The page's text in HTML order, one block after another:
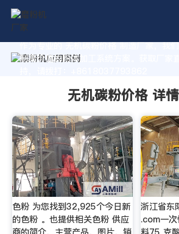
作为专业的 无机碳粉价格 制造厂家，我
制高价值的粉体加工系统方案。获取厂家
无机碳粉价格 详
色粉 为您找到32,925个今日新
的色粉 。也提供相关色粉 供应
浙江省东
.com一